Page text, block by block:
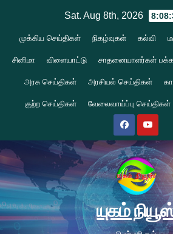
content
Sat. Aug 8th, 2026
முக்கிய செய்திகள் நிகழ்வுகள் கல்வி
சினிமா விளையாட்டு சாதனையாளர்கள்
அரசு செய்திகள் அரசியல் செய்திகள்
குற்ற செய்திகள் வேலைவாய்ப்பு செய்திகள்
யுகம்